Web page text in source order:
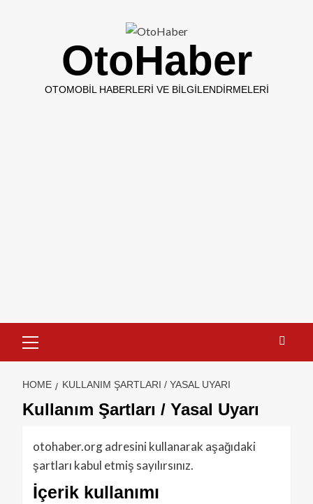
OtoHaber
OTOMOBIL HABERLERI VE BILGILENDIRMELERI
HOME KULLANIM ŞARTLARI / YASAL UYARI
Kullanım Şartları / Yasal Uyarı
otohaber.org adresini kullanarak aşağıdaki
şartları kabul etmiş sayılırsınız.
İçerik kullanımı